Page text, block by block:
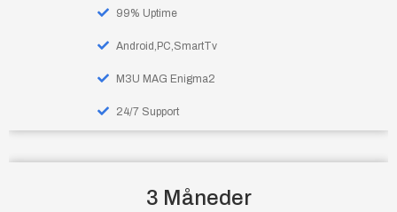
99% Uptime
Android,PC,SmartTv
M3U MAG Enigma2
24/7 Support
3 Måneder